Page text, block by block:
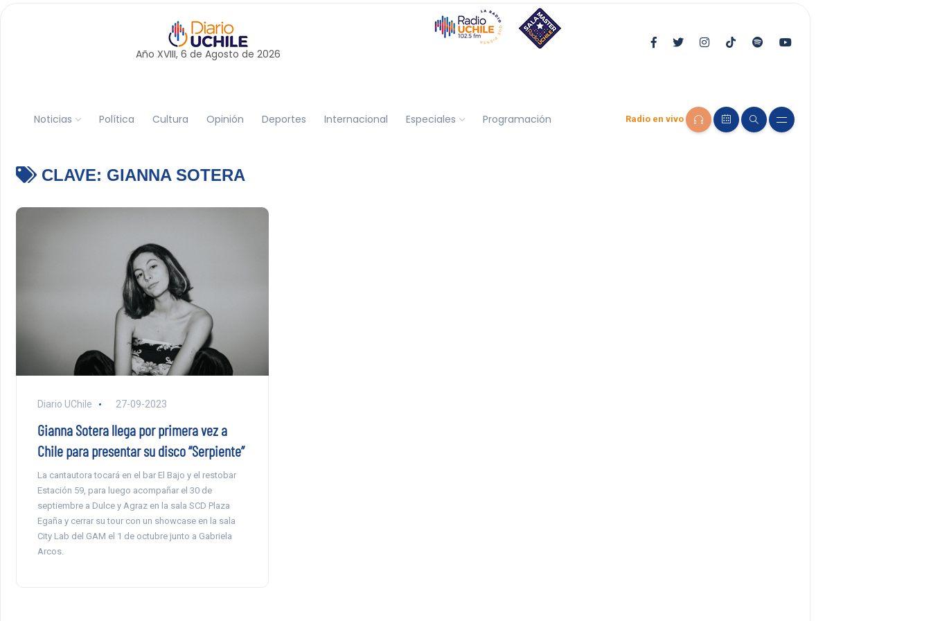
Año XVIII, 6 de Agosto de 2026
Noticias Política Cultura Opinión Deportes Internacional Especiales Programación Radio en vivo
CLAVE: GIANNA SOTERA
Diario UChile 27-09-2023
Gianna Sotera llega por primera vez a
Chile para presentar su disco “Serpiente”
La cantautora tocará en el bar El Bajo y el restobar
Estación 59, para luego acompañar el 30 de
septiembre a Dulce y Agraz en la sala SCD Plaza
Egaña y cerrar su tour con un showcase en la sala
City Lab del GAM el 1 de octubre junto a Gabriela
Arcos.